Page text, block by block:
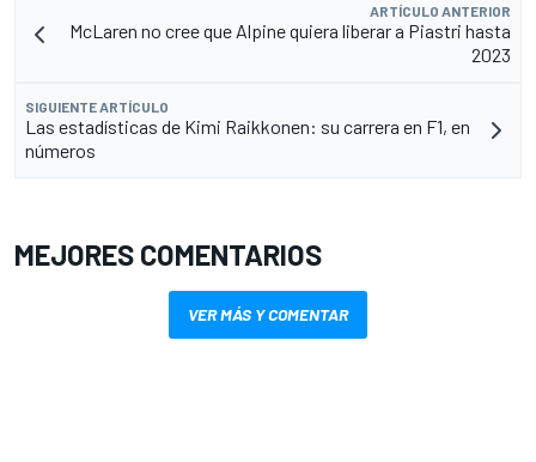
ARTÍCULO ANTERIOR
McLaren no cree que Alpine quiera liberar a Piastri hasta
2023
SIGUIENTE ARTÍCULO
Las estadísticas de Kimi Raikkonen: su carrera en F1, en
números
MEJORES COMENTARIOS
VER MÁS Y COMENTAR